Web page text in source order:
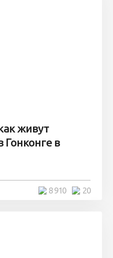
живут
в
20
8 910